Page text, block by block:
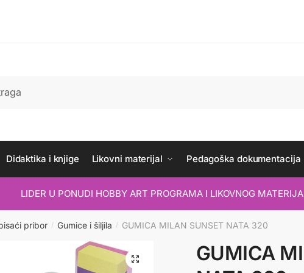
Didaktika i knjige Likovni materijal Pedagoška dokumentacija
LIDER U PONUDI HOBBY ART PROGRAMA I LIKOVNOG
pribor / Gumice i šiljila / GUMICA MILAN SUNSET NATA 320
GUMICA